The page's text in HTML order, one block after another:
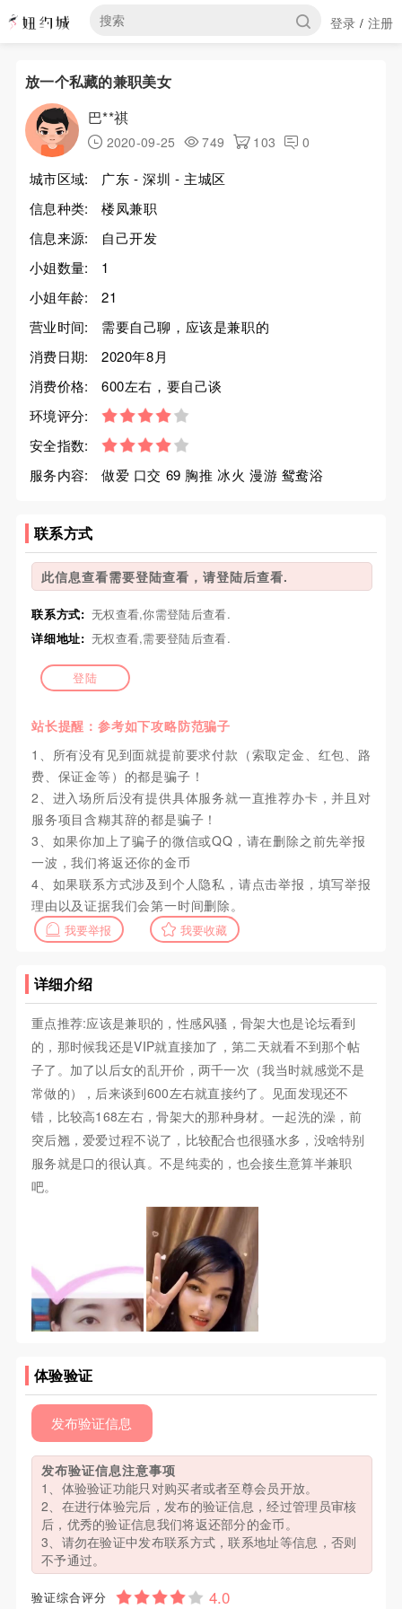
登录 / 注册
放一个私藏的兼职美女
巴**祺
2020-09-25 749 103 0
城市区域:
广东 - 深圳 - 主城区
信息种类:
楼凤兼职
信息来源:
自己开发
小姐数量:
1
小姐年龄:
21
营业时间:
需要自己聊，应该是兼职的
消费日期:
2020年8月
消费价格:
600左右，要自己谈
环境评分:
安全指数:
服务内容:
做爱 口交 69 胸推 冰火 漫游 鸳鸯浴
联系方式
此信息查看需要登陆查看，请登陆后查看.
联系方式: 无权查看,你需登陆后查看.
详细地址: 无权查看,需要登陆后查看.
登陆
站长提醒：参考如下攻略防范骗子
1、所有没有见到面就提前要求付款（索取定金、红包、路
费、保证金等）的都是骗子！
2、进入场所后没有提供具体服务就一直推荐办卡，并且对
服务项目含糊其辞的都是骗子！
3、如果你加上了骗子的微信或QQ，请在删除之前先举报
一波，我们将返还你的金币
4、如果联系方式涉及到个人隐私，请点击举报，填写举报
理由以及证据我们会第一时间删除。
我要举报 我要收藏
详细介绍
重点推荐:应该是兼职的，性感风骚，骨架大也是论坛看到
的，那时候我还是VIP就直接加了，第二天就看不到那个帖
子了。加了以后女的乱开价，两千一次（我当时就感觉不是
常做的），后来谈到600左右就直接约了。见面发现还不
错，比较高168左右，骨架大的那种身材。一起洗的澡，前
突后翘，爱爱过程不说了，比较配合也很骚水多，没啥特别
服务就是口的很认真。不是纯卖的，也会接生意算半兼职
吧。
体验验证
发布验证信息
发布验证信息注意事项
1、体验验证功能只对购买者或者至尊会员开放。
2、在进行体验完后，发布的验证信息，经过管理员审核
后，优秀的验证信息我们将返还部分的金币。
3、请勿在验证中发布联系方式，联系地址等信息，否则
不予通过。
验证综合评分